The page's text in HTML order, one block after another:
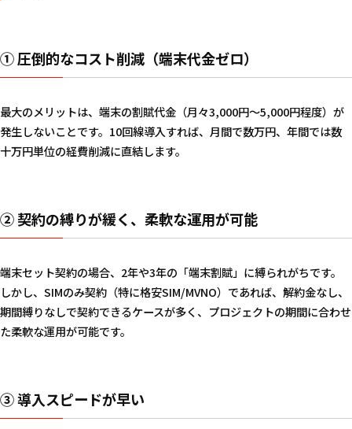
① 圧倒的なコスト削減（端末代金ゼロ）
最大のメリットは、端末の割賦代金（月々3,000円〜5,000円程度）が
発生しないことです。10回線導入すれば、月間で数万円、年間では数
十万円単位の経費削減に直結します。
② 契約の縛りが緩く、柔軟な運用が可能
端末セット契約の場合、2年や3年の「端末割賦」に縛られがちです。
しかし、SIMのみ契約（特に格安SIM/MVNO）であれば、解約金なし、
期間縛りなしで契約できるケースが多く、プロジェクトの期間に合わせ
た柔軟な運用が可能です。
③ 導入スピードが早い